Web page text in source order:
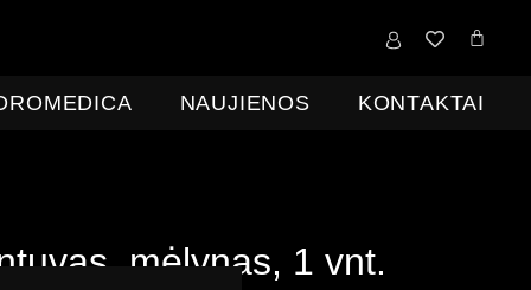
0,00
NAUJIENOS KONTAKTAI
mėlynas, 1 vnt.